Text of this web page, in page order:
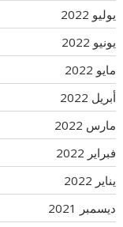
يوليو 2022
يونيو 2022
مايو 2022
أبريل 2022
مارس 2022
فبراير 2022
يناير 2022
ديسمبر 2021